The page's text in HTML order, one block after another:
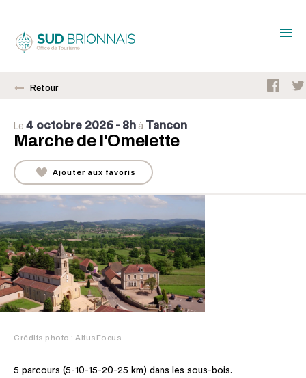
Retour
Le 4 octobre 2026 - 8h à Tancon
Marche de l'Omelette
Ajouter aux favoris
Crédits photo : AltusFocus
5 parcours (5-10-15-20-25 km) dans les sous-bois.